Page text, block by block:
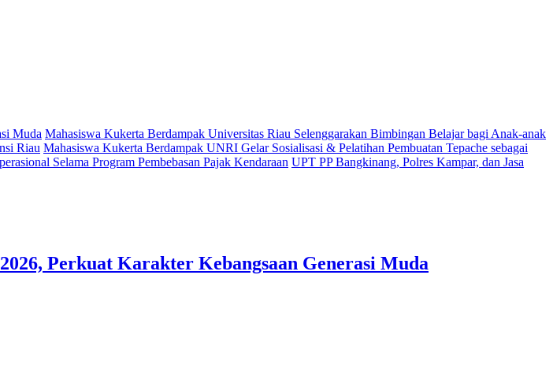
Muda Mahasiswa Kukerta Berdampak Universitas Riau Selenggarakan Bimbingan Belajar bagi Anak-anak
Riau Mahasiswa Kukerta Berdampak UNRI Gelar Sosialisasi & Pelatihan Pembuatan Tepache sebagai
Selama Program Pembebasan Pajak Kendaraan UPT PP Bangkinang, Polres Kampar, dan Jasa
Perkuat Karakter Kebangsaan Generasi Muda